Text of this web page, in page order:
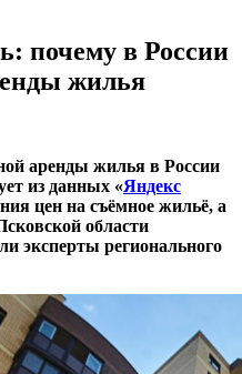
почему в России
жилья
аренды жилья в России
из данных «Яндекс
цен на съёмное жильё, а
области
эксперты регионального